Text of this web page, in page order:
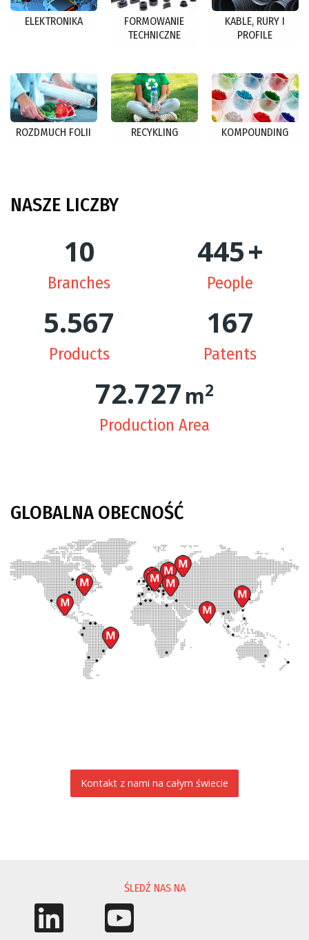
ELEKTRONIKA
FORMOWANIE
TECHNICZNE
KABLE, RURY I
PROFILE
ROZDMUCH FOLII RECYKLING KOMPOUNDING
NASZE LICZBY
10
Branches
448+
People
5.608
Products
169
Patents
73.806m2
Production Area
GLOBALNA OBECNOŚĆ
Kontakt z nami na całym świecie
ŚLEDŹ NAS NA